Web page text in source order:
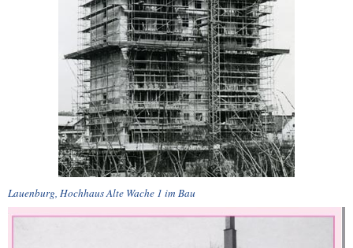
Lauenburg, Hochhaus Alte Wache 1 im Bau